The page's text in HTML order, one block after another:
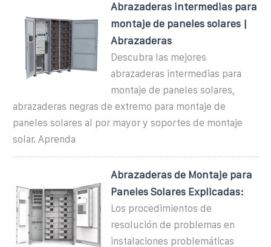
Abrazaderas intermedias para
montaje de paneles solares |
Abrazaderas
Descubra las mejores
abrazaderas intermedias para
montaje de paneles solares,
abrazaderas negras de extremo para montaje de
paneles solares al por mayor y soportes de montaje
solar. Aprenda
Abrazaderas de Montaje para
Paneles Solares Explicadas:
Los procedimientos de
resolución de problemas en
instalaciones problemáticas